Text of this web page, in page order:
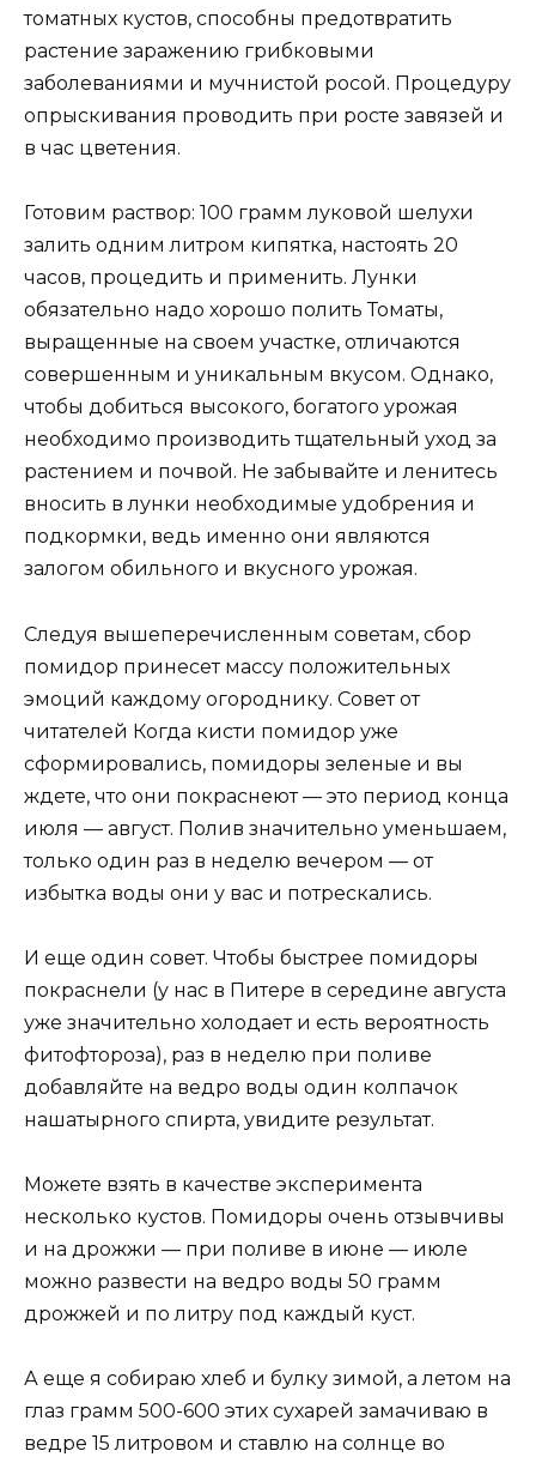
томатных кустов, способны предотвратить
растение заражению грибковыми
заболеваниями и мучнистой росой. Процедуру
опрыскивания проводить при росте завязей и
в час цветения.
Готовим раствор: 100 грамм луковой шелухи
залить одним литром кипятка, настоять 20
часов, процедить и применить. Лунки
обязательно надо хорошо полить Томаты,
выращенные на своем участке, отличаются
совершенным и уникальным вкусом. Однако,
чтобы добиться высокого, богатого урожая
необходимо производить тщательный уход за
растением и почвой. Не забывайте и ленитесь
вносить в лунки необходимые удобрения и
подкормки, ведь именно они являются
залогом обильного и вкусного урожая.
Следуя вышеперечисленным советам, сбор
помидор принесет массу положительных
эмоций каждому огороднику. Совет от
читателей Когда кисти помидор уже
сформировались, помидоры зеленые и вы
ждете, что они покраснеют — это период конца
июля — август. Полив значительно уменьшаем,
только один раз в неделю вечером — от
избытка воды они у вас и потрескались.
И еще один совет. Чтобы быстрее помидоры
покраснели (у нас в Питере в середине августа
уже значительно холодает и есть вероятность
фитофтороза), раз в неделю при поливе
добавляйте на ведро воды один колпачок
нашатырного спирта, увидите результат.
Можете взять в качестве эксперимента
несколько кустов. Помидоры очень отзывчивы
и на дрожжи — при поливе в июне — июле
можно развести на ведро воды 50 грамм
дрожжей и по литру под каждый куст.
А еще я собираю хлеб и булку зимой, а летом на
глаз грамм 500-600 этих сухарей замачиваю в
ведре 15 литровом и ставлю на солнце во